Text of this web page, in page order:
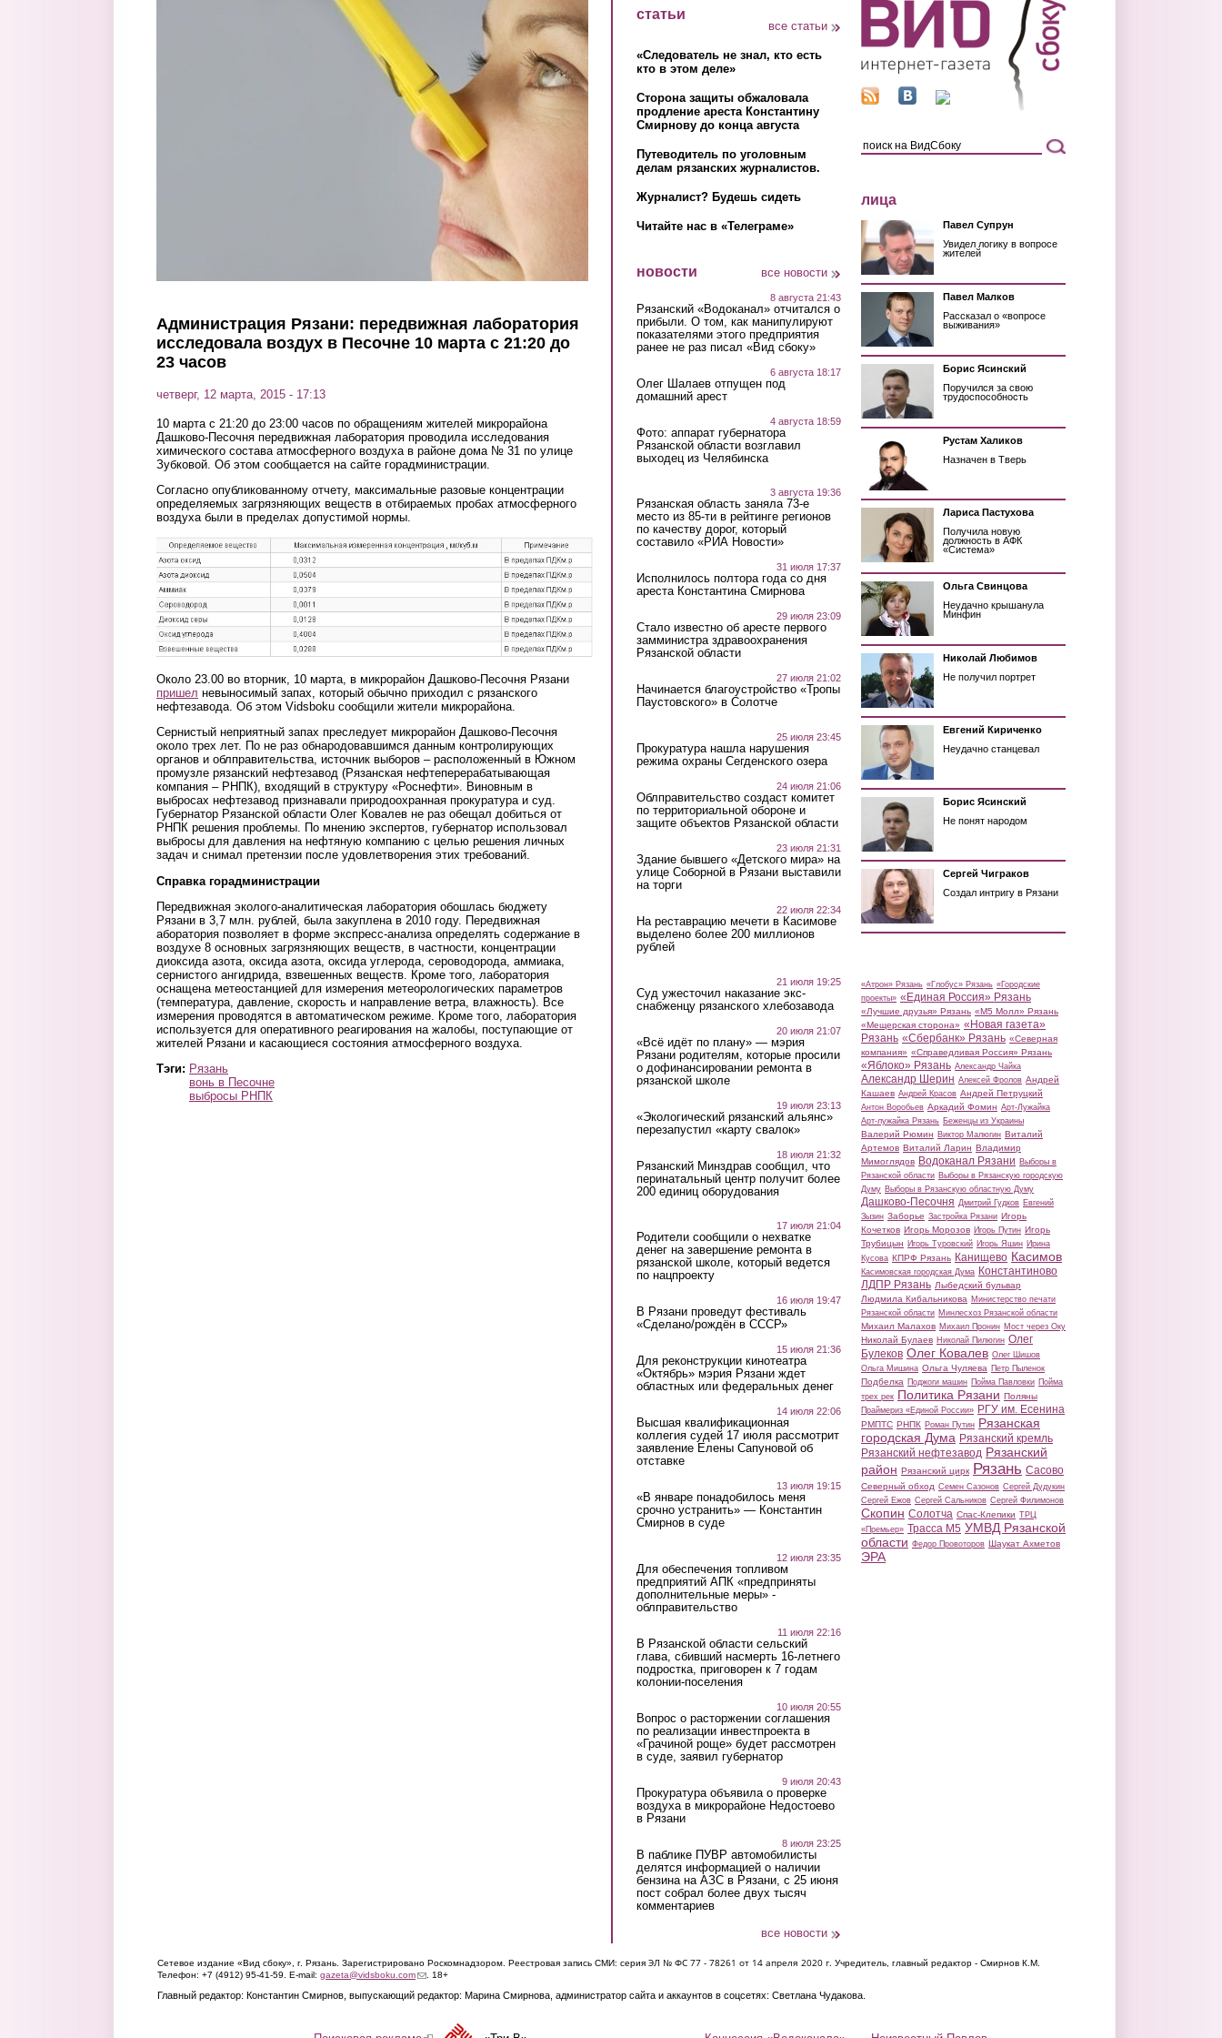
Администрация Рязани: передвижная лаборатория
исследовала воздух в Песочне 10 марта с 21:20 до
23 часов
четверг, 12 марта, 2015 - 17:13
10 марта с 21:20 до 23:00 часов по обращениям жителей микрорайона
Дашково-Песочня передвижная лаборатория проводила исследования
химического состава атмосферного воздуха в районе дома № 31 по улице
Зубковой. Об этом сообщается на сайте горадминистрации.
Согласно опубликованному отчету, максимальные разовые концентрации
определяемых загрязняющих веществ в отбираемых пробах атмосферного
воздуха были в пределах допустимой нормы.
1.jpg
Около 23.00 во вторник, 10 марта, в микрорайон Дашково-Песочня Рязани
пришел невыносимый запах, который обычно приходил с рязанского
нефтезавода. Об этом Vidsboku сообщили жители микрорайона.
Сернистый неприятный запах преследует микрорайон Дашково-Песочня
около трех лет. По не раз обнародовавшимся данным контролирующих
органов и облправительства, источник выборов – расположенный в Южном
промузле рязанский нефтезавод (Рязанская нефтеперерабатывающая
компания – РНПК), входящий в структуру «Роснефти». Виновным в
выбросах нефтезавод признавали природоохранная прокуратура и суд.
Губернатор Рязанской области Олег Ковалев не раз обещал добиться от
РНПК решения проблемы. По мнению экспертов, губернатор использовал
выбросы для давления на нефтяную компанию с целью решения личных
задач и снимал претензии после удовлетворения этих требований.
Справка горадминистрации
Передвижная эколого-аналитическая лаборатория обошлась бюджету
Рязани в 3,7 млн. рублей, была закуплена в 2010 году. Передвижная
аборатория позволяет в форме экспресс-анализа определять содержание в
воздухе 8 основных загрязняющих веществ, в частности, концентрации
диоксида азота, оксида азота, оксида углерода, сероводорода, аммиака,
сернистого ангидрида, взвешенных веществ. Кроме того, лаборатория
оснащена метеостанцией для измерения метеорологических параметров
(температура, давление, скорость и направление ветра, влажность). Все
измерения проводятся в автоматическом режиме. Кроме того, лаборатория
используется для оперативного реагирования на жалобы, поступающие от
жителей Рязани и касающиеся состояния атмосферного воздуха.
Тэги: Рязань
вонь в Песочне
выбросы РНПК
статьи
все статьи
«Следователь не знал, кто есть
кто в этом деле»
Сторона защиты обжаловала
продление ареста Константину
Смирнову до конца августа
Путеводитель по уголовным
делам рязанских журналистов.
Журналист? Будешь сидеть
Читайте нас в «Телеграме»
новости все новости
8 августа 21:43
Рязанский «Водоканал» отчитался о
прибыли. О том, как манипулируют
показателями этого предприятия
ранее не раз писал «Вид сбоку»
6 августа 18:17
Олег Шалаев отпущен под
домашний арест
4 августа 18:59
Фото: аппарат губернатора
Рязанской области возглавил
выходец из Челябинска
3 августа 19:36
Рязанская область заняла 73-е
место из 85-ти в рейтинге регионов
по качеству дорог, который
составило «РИА Новости»
31 июля 17:37
Исполнилось полтора года со дня
ареста Константина Смирнова
29 июля 23:09
Стало известно об аресте первого
замминистра здравоохранения
Рязанской области
27 июля 21:02
Начинается благоустройство «Тропы
Паустовского» в Солотче
25 июля 23:45
Прокуратура нашла нарушения
режима охраны Сегденского озера
24 июля 21:06
Облправительство создаст комитет
по территориальной обороне и
защите объектов Рязанской области
23 июля 21:31
Здание бывшего «Детского мира» на
улице Соборной в Рязани выставили
на торги
22 июля 22:34
На реставрацию мечети в Касимове
выделено более 200 миллионов
рублей
21 июля 19:25
Суд ужесточил наказание экс-
снабженцу рязанского хлебозавода
20 июля 21:07
«Всё идёт по плану» — мэрия
Рязани родителям, которые просили
о дофинансировании ремонта в
рязанской школе
19 июля 23:13
«Экологический рязанский альянс»
перезапустил «карту свалок»
18 июля 21:32
Рязанский Минздрав сообщил, что
перинатальный центр получит более
200 единиц оборудования
17 июля 21:04
Родители сообщили о нехватке
денег на завершение ремонта в
рязанской школе, который ведется
по нацпроекту
16 июля 19:47
В Рязани проведут фестиваль
«Сделано/рождён в СССР»
15 июля 21:36
Для реконструкции кинотеатра
«Октябрь» мэрия Рязани ждет
областных или федеральных денег
14 июля 22:06
Высшая квалификационная
коллегия судей 17 июля рассмотрит
заявление Елены Сапуновой об
отставке
13 июля 19:15
«В январе понадобилось меня
срочно устранить» — Константин
Смирнов в суде
12 июля 23:35
Для обеспечения топливом
предприятий АПК «предприняты
дополнительные меры» -
облправительство
11 июля 22:16
В Рязанской области сельский
глава, сбивший насмерть 16-летнего
подростка, приговорен к 7 годам
колонии-поселения
10 июля 20:55
Вопрос о расторжении соглашения
по реализации инвестпроекта в
«Грачиной роще» будет рассмотрен
в суде, заявил губернатор
9 июля 20:43
Прокуратура объявила о проверке
воздуха в микрорайоне Недостоево
в Рязани
8 июля 23:25
В паблике ПУВР автомобилисты
делятся информацией о наличии
бензина на АЗС в Рязани, с 25 июня
пост собрал более двух тысяч
комментариев
все новости
лица
Павел Супрун
Увидел логику в вопросе
жителей
Павел Малков
Рассказал о «вопросе
выживания»
Борис Ясинский
Поручился за свою
трудоспособность
Рустам Халиков
Назначен в Тверь
Лариса Пастухова
Получила новую
должность в АФК
«Система»
Ольга Свинцова
Неудачно крышанула
Минфин
Николай Любимов
Не получил портрет
Евгений Кириченко
Неудачно станцевал
Борис Ясинский
Не понят народом
Сергей Чиграков
Создал интригу в Рязани
«Атрон» Рязань «Глобус» Рязань «Городские
проекты» «Единая Россия» Рязань
«Лучшие друзья» Рязань «М5 Молл» Рязань
«Мещерская сторона» «Новая газета»
Рязань «Сбербанк» Рязань «Северная
компания» «Справедливая Россия» Рязань
«Яблоко» Рязань Александр Чайка
Александр Шерин Алексей Фролов Андрей
Кашаев Андрей Красов Андрей Петруцкий
Антон Воробьев Аркадий Фомин Арт-Лужайка
Арт-лужайка Рязань Беженцы из Украины
Валерий Рюмин Виктор Малюгин Виталий
Артемов Виталий Ларин Владимир
Мимоглядов Водоканал Рязани Выборы в
Рязанской области Выборы в Рязанскую городскую
Думу Выборы в Рязанскую областную Думу
Дашково-Песочня Дмитрий Гудков Евгений
Зызин Заборье Застройка Рязани Игорь
Кочетков Игорь Морозов Игорь Путин Игорь
Трубицын Игорь Туровский Игорь Яшин Ирина
Кусова КПРФ Рязань Канищево Касимов
Касимовская городская Дума Константиново
ЛДПР Рязань Лыбедский бульвар
Людмила Кибальникова Министерство печати
Рязанской области Минлесхоз Рязанской области
Михаил Малахов Михаил Пронин Мост через Оку
Николай Булаев Николай Пилюгин Олег
Булеков Олег Ковалев Олег Шишов
Ольга Мишина Ольга Чуляева Петр Пыленок
Подбелка Поджоги машин Пойма Павловки Пойма
трех рек Политика Рязани Поляны
Праймериз «Единой России» РГУ им. Есенина
РМПТС РНПК Роман Путин Рязанская
городская Дума Рязанский кремль
Рязанский нефтезавод Рязанский
район Рязанский цирк Рязань Сасово
Северный обход Семен Сазонов Сергей Дудукин
Сергей Ежов Сергей Сальников Сергей Филимонов
Скопин Солотча Спас-Клепики ТРЦ
«Премьер» Трасса М5 УМВД Рязанской
области Федор Провоторов Шаукат Ахметов
ЭРА
Сетевое издание «Вид сбоку», г. Рязань. Зарегистрировано Роскомнадзором. Реестровая запись СМИ: серия ЭЛ № ФС 77 - 78261 от 14 апреля 2020 г. Учредитель, главный редактор - Смирнов К.М.
Телефон: +7 (4912) 95-41-59. E-mail: gazeta@vidsboku.com(link sends e-mail)
. 18+
Главный редактор: Константин Смирнов, выпускающий редактор: Марина Смирнова, администратор сайта и аккаунтов в соцсетях: Светлана Чудакова.